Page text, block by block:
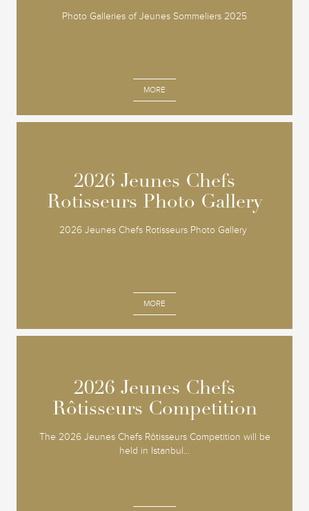
Photo Galleries of Jeunes Sommeliers 2025
MORE
2026 Jeunes Chefs
Rotisseurs Photo Gallery
2026 Jeunes Chefs Rotisseurs Photo Gallery
MORE
2026 Jeunes Chefs
Rotisseurs Photo Gallery
2026 Jeunes Chefs
Rôtisseurs Competition
The 2026 Jeunes Chefs Rôtisseurs Competition will be
held in Istanbul...
2026 Jeunes Chefs
Rôtisseurs Competition